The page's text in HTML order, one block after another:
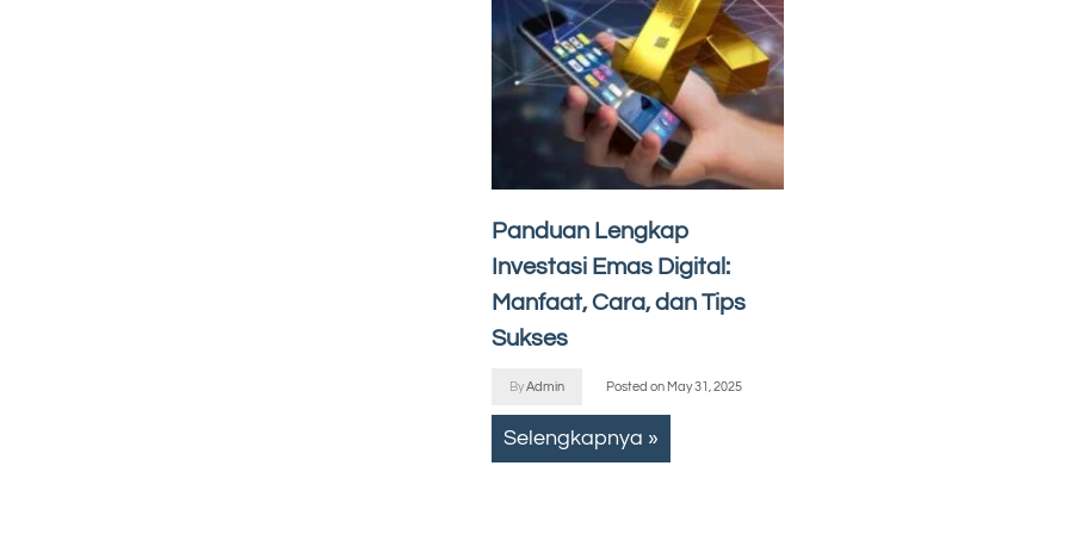
Panduan Lengkap
Investasi Emas Digital:
Manfaat, Cara, dan Tips
Sukses
ByAdmin Posted on May 31, 2025
Selengkapnya »